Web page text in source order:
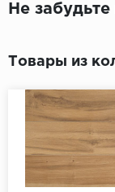
Не забудьте
Товары из